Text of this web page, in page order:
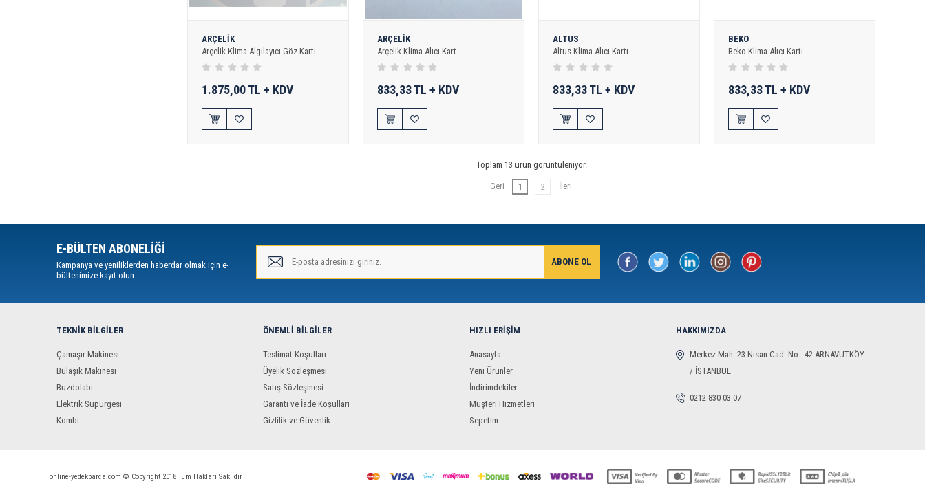
ARÇELİK
Arçelik Klima Algılayıcı Göz Kartı
1.875,00 TL + KDV
ARÇELİK
Arçelik Klima Alıcı Kart
833,33 TL + KDV
ALTUS
Altus Klima Alıcı Kartı
833,33 TL + KDV
BEKO
Beko Klima Alıcı Kartı
833,33 TL + KDV
Toplam 13 ürün görüntüleniyor.
1 2
E-BÜLTEN ABONELİĞİ
Kampanya ve yeniliklerden haberdar olmak için e-
bültenimize kayıt olun.
TEKNIK BILGILER
Çamaşır Makinesi
Bulaşık Makinesi
Buzdolabı
Elektrik Süpürgesi
Kombi
ÖNEMLI BILGILER
Teslimat Koşulları
Üyelik Sözleşmesi
Satış Sözleşmesi
Garanti ve İade Koşulları
Gizlilik ve Güvenlik
HIZLI ERIŞIM
Anasayfa
Yeni Ürünler
İndirimdekiler
Müşteri Hizmetleri
Sepetim
HAKKIMIZDA
Merkez Mah. 23 Nisan Cad. No : 42 ARNAVUTKÖY
/ İSTANBUL
0212 830 03 07
online-yedekparca.com © Copyright 2018 Tüm Hakları Saklıdır